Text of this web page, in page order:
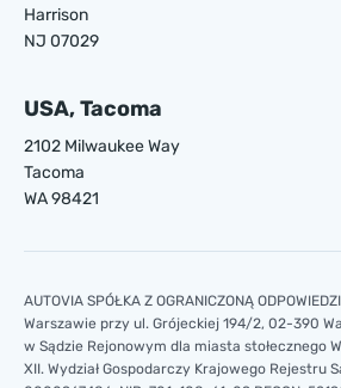
Harrison
NJ 07029
USA, Tacoma
2102 Milwaukee Way
Tacoma
WA 98421
AUTOVIA SPÓŁKA Z OGRANICZONĄ
Warszawie przy ul. Grójeckiej 194/2, 02-390
w Sądzie Rejonowym dla miasta stołecznego
XII. Wydział Gospodarczy Krajowego Rejestru